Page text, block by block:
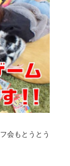
会もとうとう